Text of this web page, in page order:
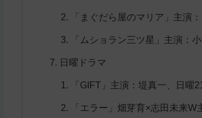
「まぐだら屋のマリア」主演
「ムショラン三ツ星」主演：
日曜ドラマ
「GIFT」主演：堤真一、日曜
「エラー」畑芽育×志田未来